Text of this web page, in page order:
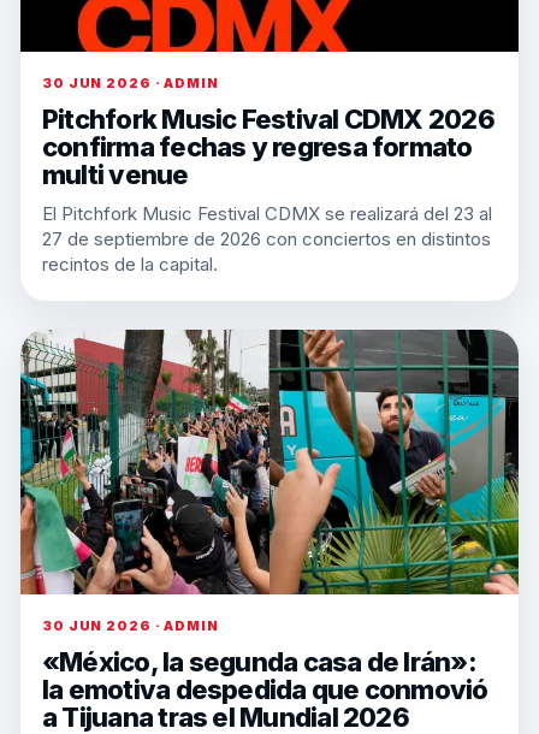
30 JUN 2026 · ADMIN
Pitchfork Music Festival CDMX 2026
confirma fechas y regresa formato
multi venue
El Pitchfork Music Festival CDMX se realizará del 23 al
27 de septiembre de 2026 con conciertos en distintos
recintos de la capital.
30 JUN 2026 · ADMIN
«México, la segunda casa de Irán»:
la emotiva despedida que conmovió
a Tijuana tras el Mundial 2026